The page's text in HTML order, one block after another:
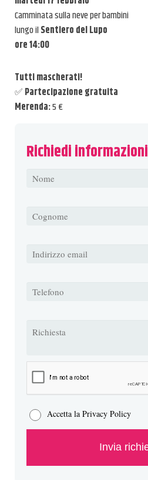
Iscrizione Newsletter
Camminata sulla neve per bambini
lungo ilSentiero del Lupo
ore 14:00
Tutti mascherati!
✅ Partecipazione gratuita
Merenda:5 €
Richiediinformazioni
Accetta la Privacy Policy